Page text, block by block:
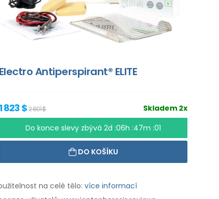
Electro Antiperspirant® ELITE
Skladem 2x
1 823 $2 801 $
Do konce slevy zbývá 2d :06h :47m :00
DO KOŠÍKU
na celé tělo: více informací